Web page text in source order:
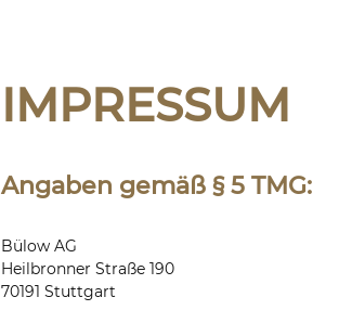
IMPRESSUM
Angaben gemäß § 5 TMG:
Bülow AG
Heilbronner Straße 190
70191 Stuttgart